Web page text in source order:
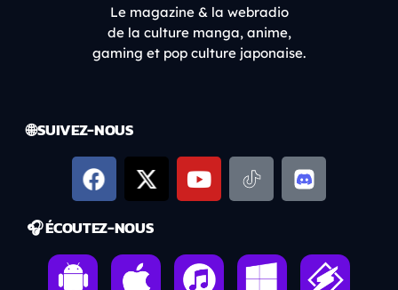
Le magazine & la webradio
de la culture manga, anime,
gaming et pop culture japonaise.
🌐 SUIVEZ-NOUS
🎧 ÉCOUTEZ-NOUS